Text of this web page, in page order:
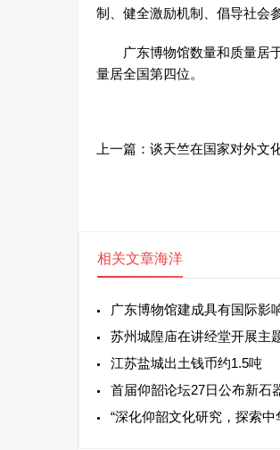
制、健全激励机制、倡导社会
广东博物馆数量和质量居于
量居全国第四位。
上一篇： 谈天竺在国家对外文
相关文章海洋
广东博物馆建成具有国际影
苏州城隍庙在讲经堂开展主
江苏盐城出土钱币约1.5吨
首届仰韶论坛27日公布新石
“深化仰韶文化研究，探索中